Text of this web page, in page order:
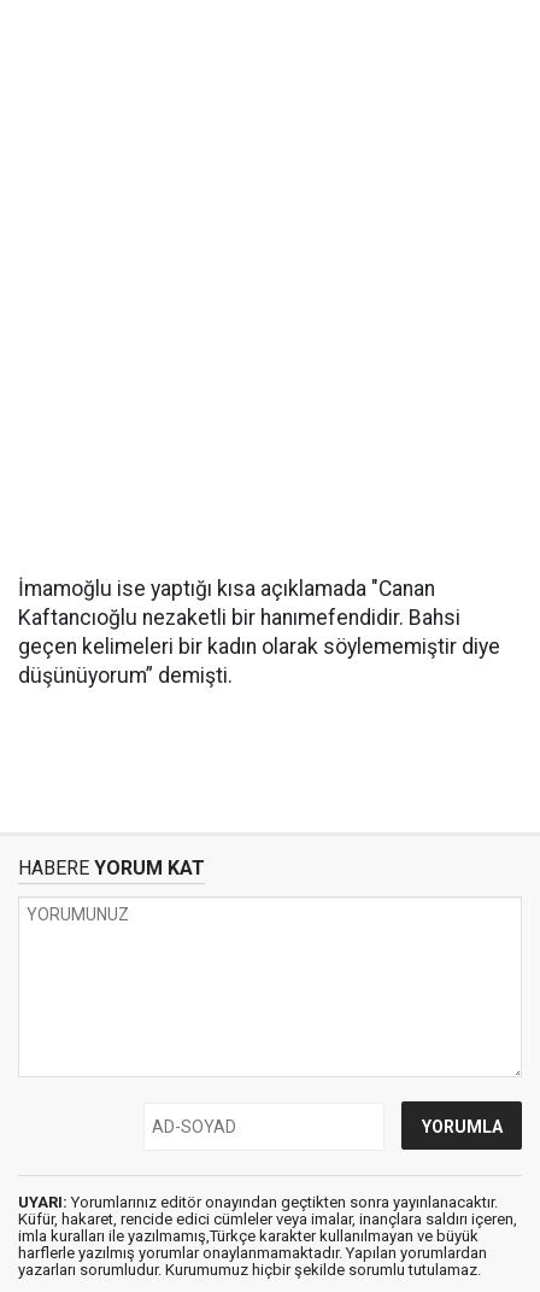
İmamoğlu ise yaptığı kısa açıklamada "Canan
Kaftancıoğlu nezaketli bir hanımefendidir. Bahsi
geçen kelimeleri bir kadın olarak söylememiştir diye
düşünüyorum” demişti.
HABERE YORUM KAT
UYARI: Yorumlarınız editör onayından geçtikten sonra yayınlanacaktır.
Küfür, hakaret, rencide edici cümleler veya imalar, inançlara saldırı içeren,
imla kuralları ile yazılmamış,Türkçe karakter kullanılmayan ve büyük
harflerle yazılmış yorumlar onaylanmamaktadır. Yapılan yorumlardan
yazarları sorumludur. Kurumumuz hiçbir şekilde sorumlu tutulamaz.